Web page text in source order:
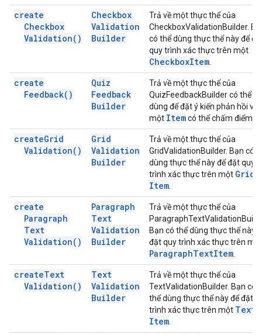
create
Checkbox
Validation( )
Checkbox
Validation
Builder
Trả về một thực thể của
CheckboxValidationBuilder.
có thể dùng thực thể này để
quy trình xác thực trên một
CheckboxItem
create
Feedback( )
Quiz
Feedback
Builder
Trả về một thực thể của
QuizFeedbackBuilder có thể
dùng để đặt ý kiến phản hồi về
một Itemcó thể chấm điểm.
createGrid
Validation( )
Grid
Validation
Builder
Trả về một thực thể của
GridValidationBuilder. Bạn có
dùng thực thể này để đặt quy
trình xác thực trên một Grid
Item
create
Paragraph
Text
Validation( )
Paragraph
Text
Validation
Builder
Trả về một thực thể của
Bạn có thể dùng thực thể này
đặt quy trình xác thực trên một
ParagraphTextItem
createText
Validation( )
Text
Validation
Builder
Trả về một thực thể của
TextValidationBuilder. Bạn có
thể dùng thực thể này để đặt
trình xác thực trên một Text
Item